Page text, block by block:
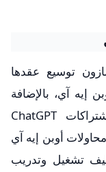
توسيع عقدها
إيه آي، بالإضافة
إلى اتفاقيات تجارية تتيح لها بيع اشتراكات ChatGPT
أوبن إيه آي
تشغيل وتدريب